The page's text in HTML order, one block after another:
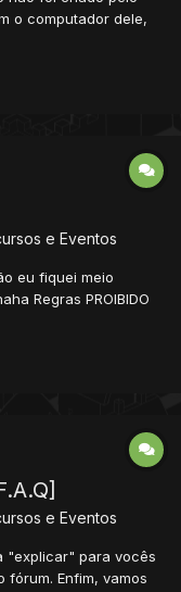
o computador dele,
favor falar
e Eventos
eu fiquei meio
Regras PROIBIDO
DEVE SER
EVENTO O POST
e Eventos
"explicar" para vocês
fórum. Enfim, vamos